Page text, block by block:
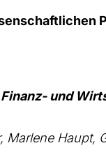
und
Mar­le­ne